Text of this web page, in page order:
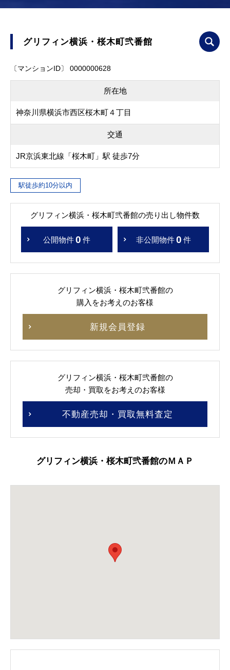
グリフィン横浜・桜木町弐番館
〔マンションID〕 0000000628
所在地
神奈川県横浜市西区桜木町４丁目
交通
JR京浜東北線「桜木町」駅 徒歩7分
駅徒歩約10分以内
グリフィン横浜・桜木町弐番館の売り出し物件数
公開物件0 件 非公開物件 0 件
グリフィン横浜・桜木町弐番館の
購入をお考えのお客様
新規会員登録
グリフィン横浜・桜木町弐番館の
売却・買取をお考えのお客様
不動産売却・買取無料査定
グリフィン横浜・桜木町弐番館のＭＡＰ